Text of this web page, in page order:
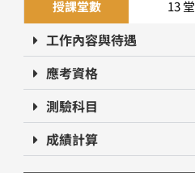
授課堂數 13 堂
工作內容與待遇
應考資格
測驗科目
成績計算